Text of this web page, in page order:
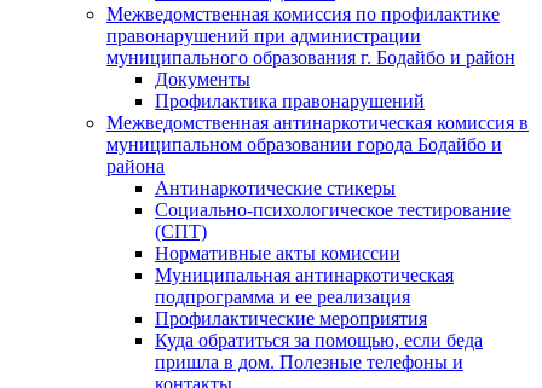
Межведомственная комиссия по профилактике
правонарушений при администрации
муниципального образования г. Бодайбо и район
Документы
Профилактика правонарушений
Межведомственная антинаркотическая комиссия в
муниципальном образовании города Бодайбо и
района
Антинаркотические стикеры
Социально-психологическое тестирование
(СПТ)
Нормативные акты комиссии
Муниципальная антинаркотическая
подпрограмма и ее реализация
Профилактические мероприятия
Куда обратиться за помощью, если беда
пришла в дом. Полезные телефоны и
контакты